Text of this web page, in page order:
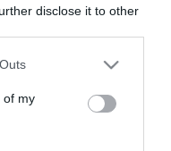
disclose it to other
of my